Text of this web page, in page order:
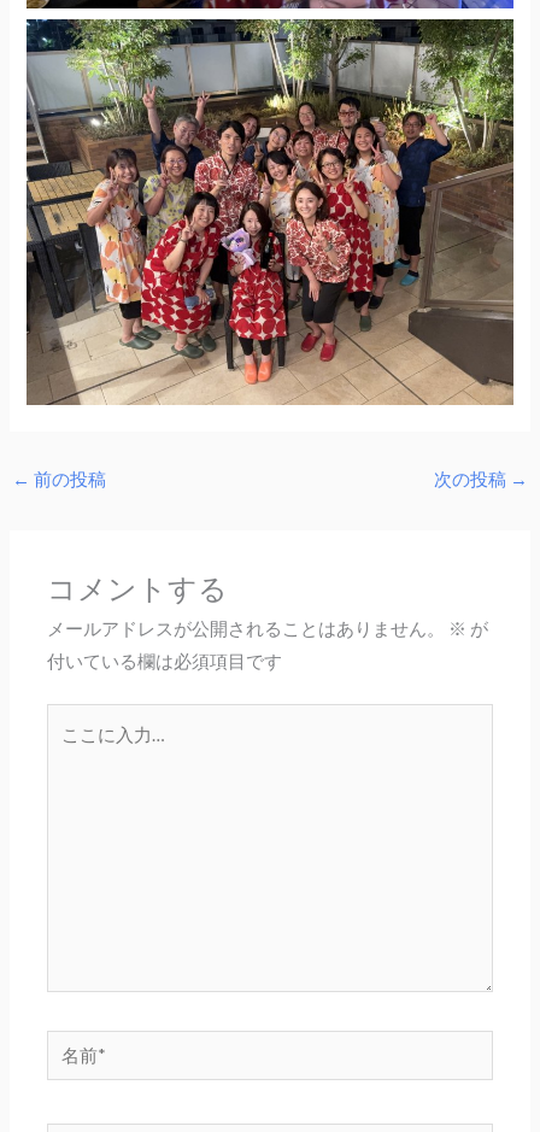
← 前の投稿 次の投稿 →
コメントする
メールアドレスが公開されることはありません。 ※ が
付いている欄は必須項目です
前